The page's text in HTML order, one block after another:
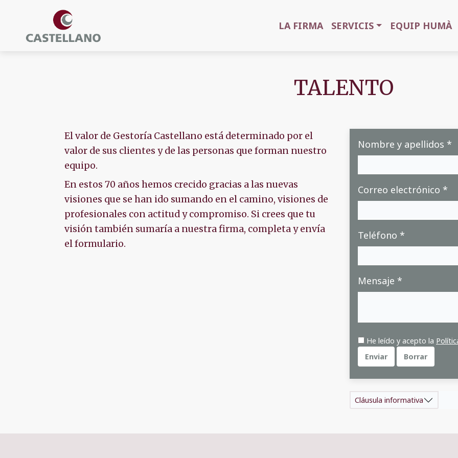
LA FIRMA SERVICIS EQUIP HUMÀ
TALENTO
El valor de Gestoría Castellano está determinado por el
valor de sus clientes y de las personas que forman nuestro
equipo.
En estos 70 años hemos crecido gracias a las nuevas
visiones que se han ido sumando en el camino, visiones de
profesionales con actitud y compromiso. Si crees que tu
visión también sumaría a nuestra firma, completa y envía
el formulario.
Nombre y apellidos *
Correo electrónico *
Teléfono *
Mensaje *
He leído y acepto la
Enviar
Borrar
Cláusula informativa